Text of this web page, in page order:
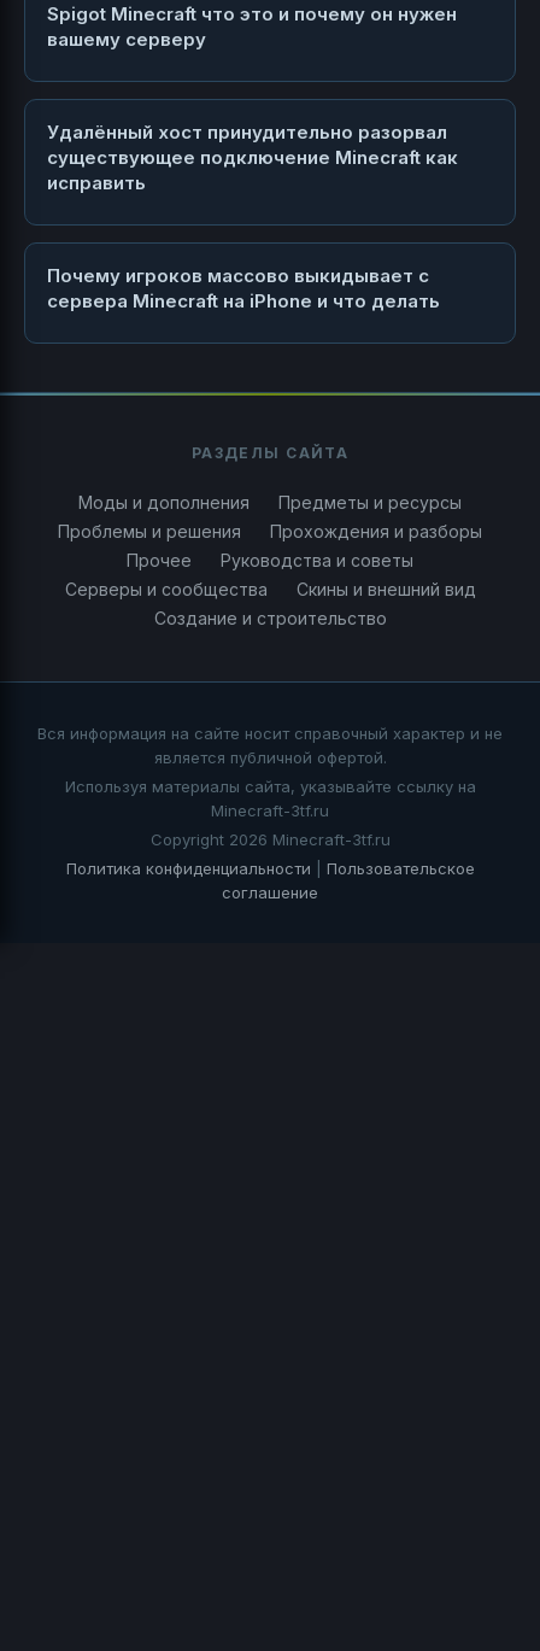
Spigot Minecraft что это и почему он нужен
вашему серверу
Удалённый хост принудительно разорвал
существующее подключение Minecraft как
исправить
Почему игроков массово выкидывает с
сервера Minecraft на iPhone и что делать
РАЗДЕЛЫ САЙТА
Моды и дополнения
Предметы и ресурсы
Проблемы и решения
Прохождения и разборы
Прочее
Руководства и советы
Серверы и сообщества
Скины и внешний вид
Создание и строительство
Вся информация на сайте носит справочный характер и не
является публичной офертой.
Используя материалы сайта, указывайте ссылку на
Minecraft-3tf.ru
Copyright 2026 Minecraft-3tf.ru
Политика конфиденциальности
Пользовательское
соглашение